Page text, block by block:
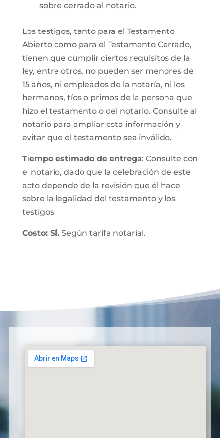
sobre cerrado al notario.
Los testigos, tanto para el Testamento
Abierto como para el Testamento Cerrado,
tienen que cumplir ciertos requisitos de la
ley, entre otros, no pueden ser menores de
15 años, ni empleados de la notaría, ni los
hermanos, tíos o primos de la persona que
hizo el testamento o del notario. Consulte al
notario para ampliar esta información y
evitar que el testamento sea inválido.
Tiempo estimado de entrega: Consulte con
el notario, dado que la celebración de este
acto depende de la revisión que él hace
sobre la legalidad del testamento y los
testigos.
Costo: SÍ.Según tarifa notarial.